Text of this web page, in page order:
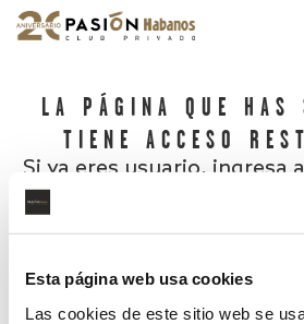
Esta página web usa cookies
Las cookies de este sitio web se
LA PÁGINA QUE HAS
TIENE ACCESO
Si ya eres usuario, ingresa